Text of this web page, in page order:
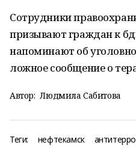
Сотрудники
призывают граждан к
напоминают об
ложное сообщение о
Автор: Людмила Сабитова
Теги: нефтекамск